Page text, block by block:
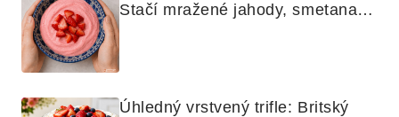
Stačí mražené jahody, smetana a
Úhledný vrstvený trifle: Britský